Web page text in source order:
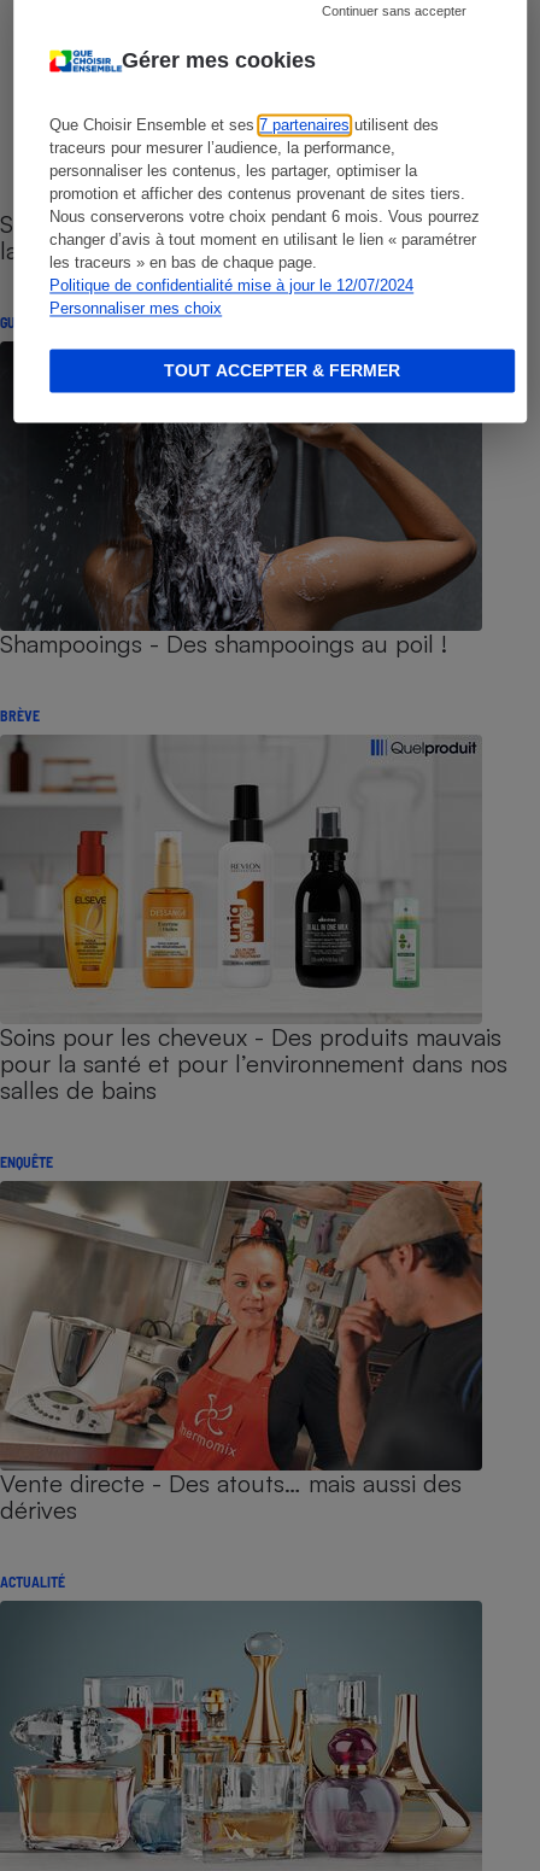
Gérer mes cookies
Que Choisir Ensemble et ses7 partenaires utilisent des
traceurs pour mesurer l’audience, la performance,
personnaliser les contenus, les partager, optimiser la
promotion et afficher des contenus provenant de sites tiers.
Nous conserverons votre choix pendant 6 mois. Vous pourrez
changer d’avis à tout moment en utilisant le lien « paramétrer
les traceurs » en bas de chaque page.
Politique de confidentialité mise à jour le 12/07/2024
Personnaliser mes choix
Continuer sans accepter
TOUT ACCEPTER & FERMER
Sites de rencontres - Nos conseils pour vous
lancer
GUIDE D'ACHAT
Shampooings - Des shampooings au poil !
BRÈVE
Soins pour les cheveux - Des produits mauvais
pour la santé et pour l’environnement dans nos
salles de bains
ENQUÊTE
Vente directe - Des atouts… mais aussi des
dérives
ACTUALITÉ